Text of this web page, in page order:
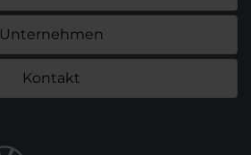
Unternehmen
Kontakt